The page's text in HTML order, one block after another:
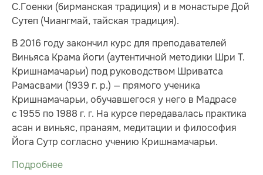
С.Гоенки (бирманская традиция) и в монастыре Дой
Сутеп (Чиангмай, тайская традиция).
В 2016 году закончил курс для преподавателей
Виньяса Крама йоги (аутентичной методики Шри Т.
Кришнамачарьи) под руководством Шриватса
Рамасвами (1939 г. р.) — прямого ученика
Кришнамачарьи, обучавшегося у него в Мадрасе
с 1955 по 1988 г. г. На курсе передавалась практика
асан и виньяс, пранаям, медитации и философия
Йога Сутр согласно учению Кришнамачарьи.
Подробнее